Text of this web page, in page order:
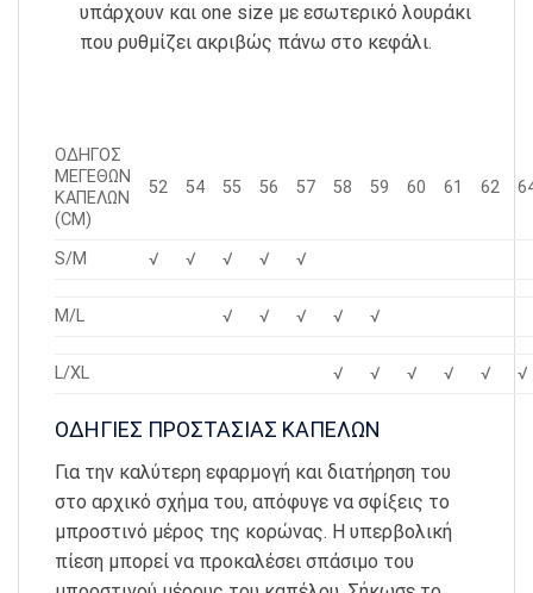
υπάρχουν και one size με εσωτερικό λουράκι
που ρυθμίζει ακριβώς πάνω στο κεφάλι.
ΟΔΗΓΟΣ
ΜΕΓΕΘΩΝ
ΚΑΠΕΛΩΝ
(CM)
52 54 55 56 57 58 59 60 61 62
S/M √ √ √ √ √
M/L √ √ √ √ √
L/XL √ √ √ √ √ √
ΟΔΗΓΙΕΣ ΠΡΟΣΤΑΣΙΑΣ ΚΑΠΕΛΩΝ
Για την καλύτερη εφαρμογή και διατήρηση του
στο αρχικό σχήμα του, απόφυγε να σφίξεις το
μπροστινό μέρος της κορώνας. Η υπερβολική
πίεση μπορεί να προκαλέσει σπάσιμο του